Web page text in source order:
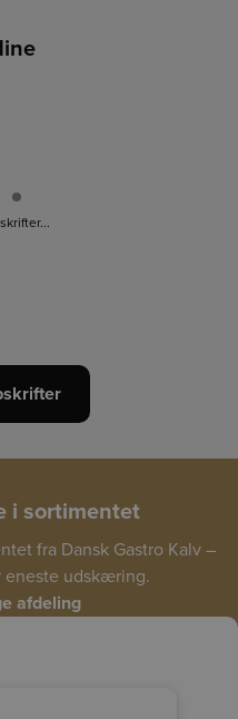
i sortimentet
fra Dansk Gastro Kalv –
eneste udskæring.
afdeling